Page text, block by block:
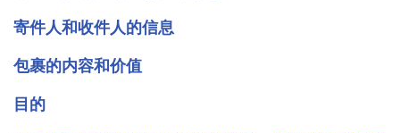
寄件人和收件人的信息
包裹的内容和价值
目的